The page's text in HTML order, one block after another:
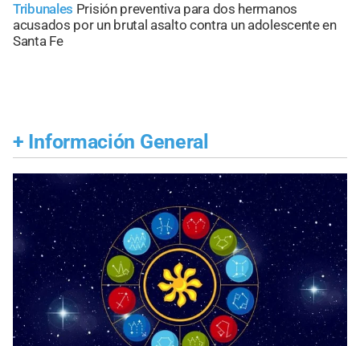
Tribunales Prisión preventiva para dos hermanos
acusados por un brutal asalto contra un adolescente en
Santa Fe
+ Información General